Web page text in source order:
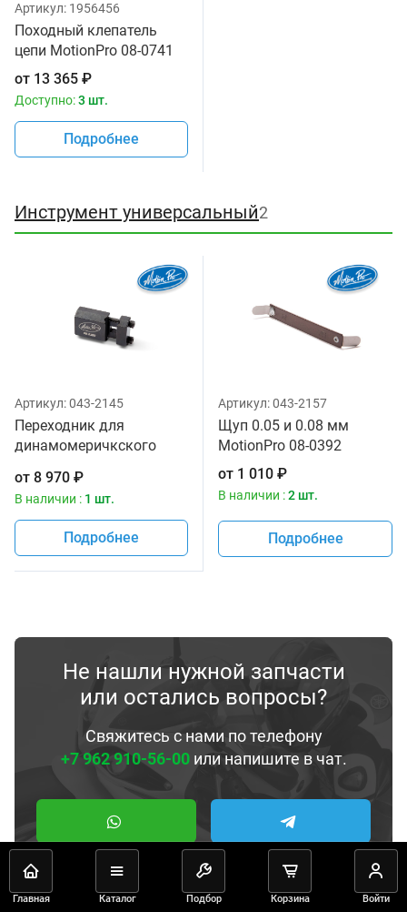
Артикул: 1956456
Походный клепатель
цепи MotionPro 08-0741
от 13 365 ₽
Доступно:3 шт.
Подробнее
Инструмент универсальный2
Артикул:043-2145
Переходник для
динамомеричкского
MotionPro 08-0380
от 8 970 ₽
В наличии : 1 шт.
Подробнее
Артикул:043-2157
Щуп 0.05 и 0.08 мм
MotionPro 08-0392
от 1 010 ₽
В наличии :2 шт.
Подробнее
Не нашли нужной запчасти
или остались вопросы?
Свяжитесь с нами по телефону
+7 962 910-56-00или напишите в чат.
Главная Каталог Подбор Корзина Войти